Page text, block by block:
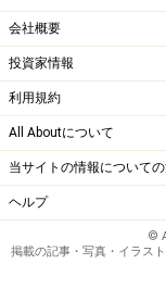
会社概要
投資家情報
利用規約
All Aboutについて
当サイトの情報について
ヘルプ
©
掲載の記事・写真・イラス